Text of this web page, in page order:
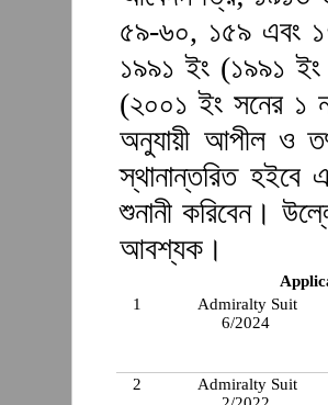
৫৯-৬০, ১৫৯ এবং
১৯৯১ ইং (১৯৯১
(২০০১ ইং সনের ১
অনুযায়ী আপীল ও
স্থানান্তরিত
শুনানী করিবেন।
আবশ্যক।
1
Admiralty Suit
6/2024
2
Admiralty Suit